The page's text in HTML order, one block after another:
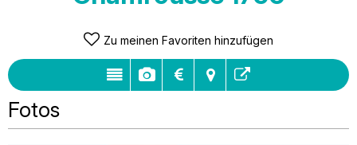
Zu meinen Favoriten hinzufügen
Fotos